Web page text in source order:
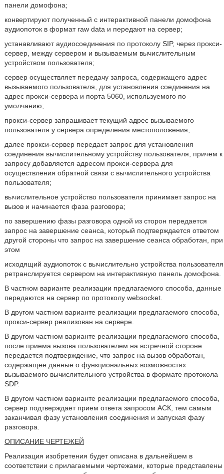
панели домофона;
конвертируют полученный с интерактивной панели домофона
аудиопоток в формат raw data и передают на сервер;
устанавливают аудиосоединения по протоколу SIP, через прокси-
сервер, между сервером и вызываемым вычислительным
устройством пользователя;
сервер осуществляет передачу запроса, содержащего адрес
вызываемого пользователя, для установления соединения на
адрес прокси-сервера и порта 5060, используемого по
умолчанию;
прокси-сервер запрашивает текущий адрес вызываемого
пользователя у сервера определения местоположения;
далее прокси-сервер передает запрос для установления
соединения вычислительному устройству пользователя, причем к
запросу добавляется адресом прокси-сервера для
осуществления обратной связи с вычислительного устройства
пользователя;
вычислительное устройство пользователя принимает запрос на
вызов и начинается фаза разговора;
по завершению фазы разговора одной из сторон передается
запрос на завершение сеанса, который подтверждается ответом
другой стороны что запрос на завершение сеанса обработан, при
этом
исходящий аудиопоток с вычислительно устройства пользователя
ретранслируется сервером на интерактивную панель домофона.
В частном варианте реализации предлагаемого способа, данные
передаются на сервер по протоколу websocket.
В другом частном варианте реализации предлагаемого способа,
прокси-сервер реализован на сервере.
В другом частном варианте реализации предлагаемого способа,
после приема вызова пользователем на встречной стороне
передается подтверждение, что запрос на вызов обработан,
содержащее данные о функциональных возможностях
вызываемого вычислительного устройства в формате протокола
SDP.
В другом частном варианте реализации предлагаемого способа,
сервер подтверждает прием ответа запросом АСК, тем самым
заканчивая фазу установления соединения и запуская фазу
разговора.
ОПИСАНИЕ ЧЕРТЕЖЕЙ
Реализация изобретения будет описана в дальнейшем в
соответствии с прилагаемыми чертежами, которые представлены